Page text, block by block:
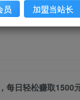
员 加盟当站长